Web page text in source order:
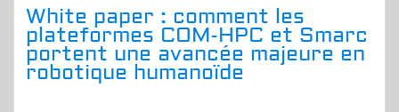
White paper : comment les
plateformes COM-HPC et Smarc
portent une avancée majeure en
robotique humanoïde